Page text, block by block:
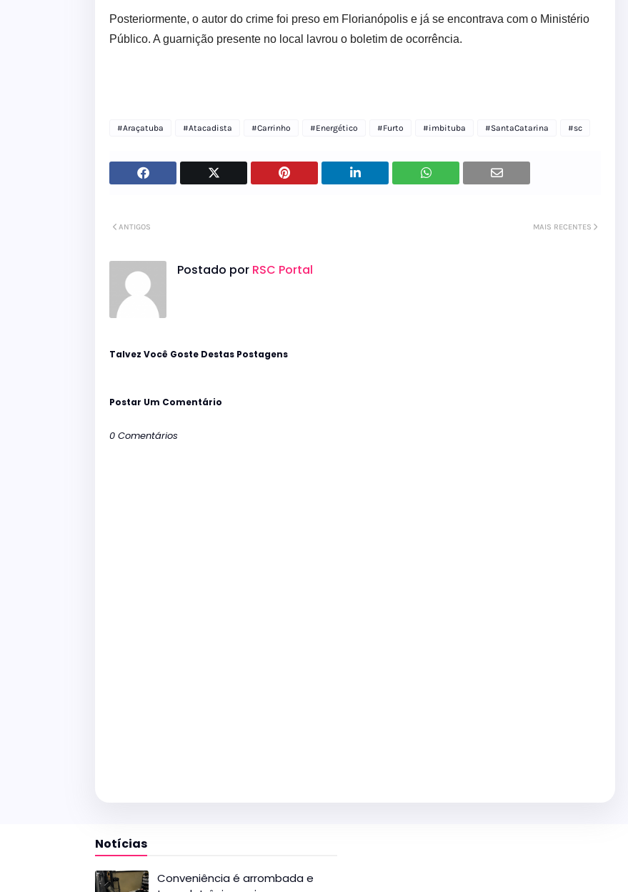
Posteriormente, o autor do crime foi preso em Florianópolis e já se encontrava com o Ministério
Público. A guarnição presente no local lavrou o boletim de ocorrência.
#Araçatuba #Atacadista #Carrinho #Energético #Furto #imbituba #SantaCatarina #sc
MAIS RECENTES
ANTIGOS
Postado por RSC Portal
Talvez Você Goste Destas Postagens
Postar Um Comentário
0 Comentários
Notícias
Conveniência é arrombada e